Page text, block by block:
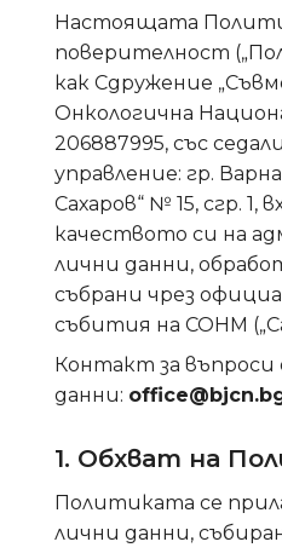
Настоящата
поверителност
как Сдружение
Онкологична
206887995, със
управление: гр.
Сахаров“ № 15, сгр. 1,
качеството си на
лични данни,
събрани чрез
събития на СОНМ
Контакт за въпроси
данни:
1. Обхват на
Политиката се
лични данни,